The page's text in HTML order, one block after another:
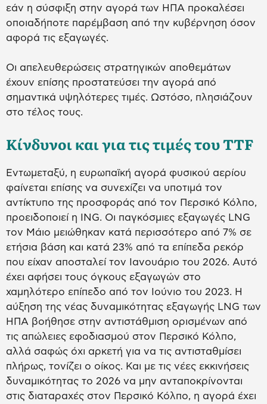
εάν η σύσφιξη στην αγορά των ΗΠΑ προκαλέσει
οποιαδήποτε παρέμβαση από την κυβέρνηση όσον
αφορά τις εξαγωγές.
Οι απελευθερώσεις στρατηγικών αποθεμάτων
έχουν επίσης προστατεύσει την αγορά από
σημαντικά υψηλότερες τιμές. Ωστόσο, πλησιάζουν
στο τέλος τους.
Κίνδυνοι και για τις τιμές του TTF
Εντωμεταξύ, η ευρωπαϊκή αγορά φυσικού αερίου
φαίνεται επίσης να συνεχίζει να υποτιμά τον
αντίκτυπο της προσφοράς από τον Περσικό Κόλπο,
προειδοποιεί η ING. Οι παγκόσμιες εξαγωγές LNG
τον Μάιο μειώθηκαν κατά περισσότερο από 7% σε
ετήσια βάση και κατά 23% από τα επίπεδα ρεκόρ
που είχαν αποσταλεί τον Ιανουάριο του 2026. Αυτό
έχει αφήσει τους όγκους εξαγωγών στο
χαμηλότερο επίπεδο από τον Ιούνιο του 2023. Η
αύξηση της νέας δυναμικότητας εξαγωγής LNG των
ΗΠΑ βοήθησε στην αντιστάθμιση ορισμένων από
τις απώλειες εφοδιασμού στον Περσικό Κόλπο,
αλλά σαφώς όχι αρκετή για να τις αντισταθμίσει
πλήρως, τονίζει ο οίκος. Και με τις νέες εκκινήσεις
δυναμικότητας το 2026 να μην ανταποκρίνονται
στις διαταραχές στον Περσικό Κόλπο, η αγορά έχει